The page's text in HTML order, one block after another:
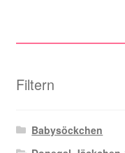
Filtern
Babysöckchen